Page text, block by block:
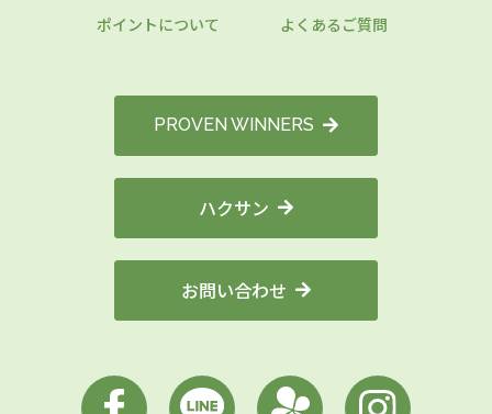
ポイントについて
よくあるご質問
PROVEN WINNERS
ハクサン
お問い合わせ